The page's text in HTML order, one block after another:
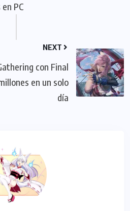
PC
NEXT
con Final
en un solo
día